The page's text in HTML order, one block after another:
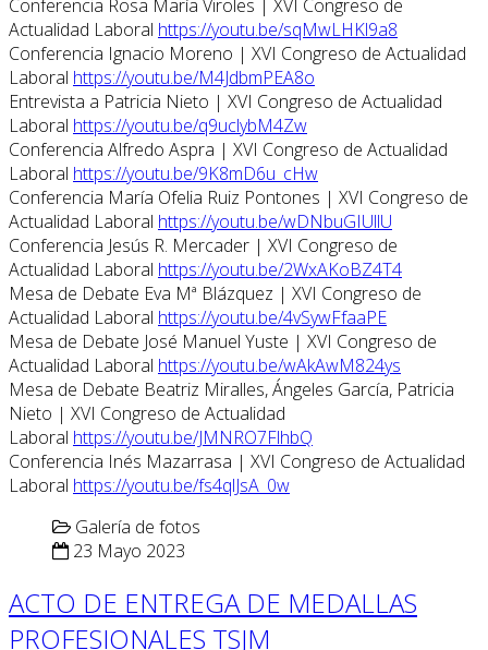
Conferencia Rosa María Viroles | XVI Congreso de
Actualidad Laboral https://youtu.be/sqMwLHKl9a8
Conferencia Ignacio Moreno | XVI Congreso de Actualidad
Laboral https://youtu.be/M4JdbmPEA8o
Entrevista a Patricia Nieto | XVI Congreso de Actualidad
Laboral https://youtu.be/q9uclybM4Zw
Conferencia Alfredo Aspra | XVI Congreso de Actualidad
Laboral https://youtu.be/9K8mD6u_cHw
Conferencia María Ofelia Ruiz Pontones | XVI Congreso de
Actualidad Laboral https://youtu.be/wDNbuGIUllU
Conferencia Jesús R. Mercader | XVI Congreso de
Actualidad Laboral https://youtu.be/2WxAKoBZ4T4
Mesa de Debate Eva Mª Blázquez | XVI Congreso de
Actualidad Laboral https://youtu.be/4vSywFfaaPE
Mesa de Debate José Manuel Yuste | XVI Congreso de
Actualidad Laboral https://youtu.be/wAkAwM824ys
Mesa de Debate Beatriz Miralles, Ángeles García, Patricia
Nieto | XVI Congreso de Actualidad
Laboral https://youtu.be/JMNRO7FlhbQ
Conferencia Inés Mazarrasa | XVI Congreso de Actualidad
Laboral https://youtu.be/fs4qlJsA_0w
Galería de fotos
23 Mayo 2023
ACTO DE ENTREGA DE MEDALLAS
PROFESIONALES TSJM